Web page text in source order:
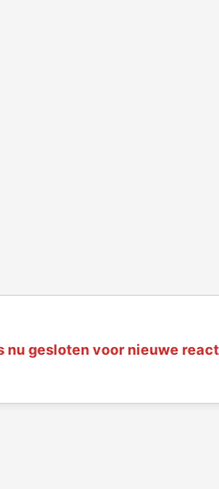
nu gesloten voor nieuwe